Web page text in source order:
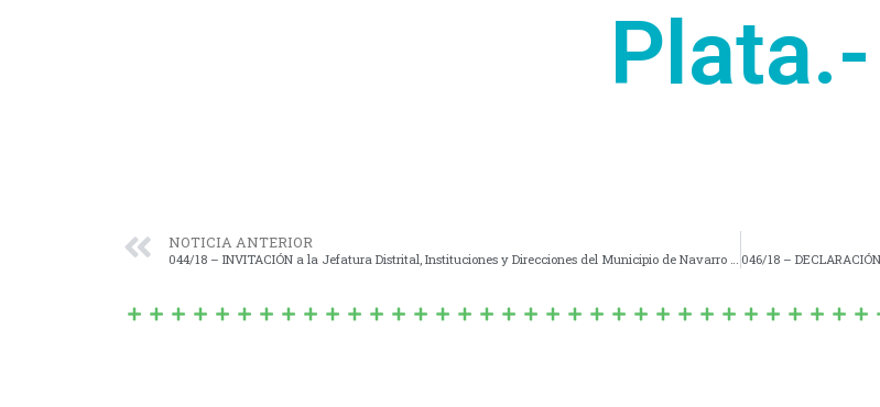
Plata.-
NOTICIA ANTERIOR